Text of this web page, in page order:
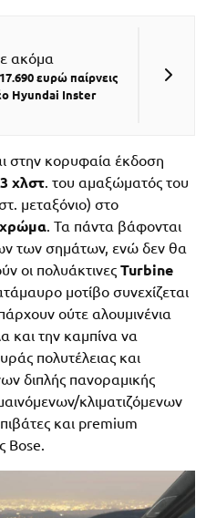
ακόμα
ευρώ παίρνεις
Hyundai Inster
στην κορυφαία έκδοση
χλστ . του αμαξώματός του
μεταξόνιο) στο
. Τα πάντα βάφονται
των σημάτων, ενώ δεν θα
οι πολυάκτινες Turbine
μοτίβο συνεχίζεται
ούτε αλουμινένια
και την καμπίνα να
πολυτέλειας και
διπλής πανοραμικής
κλιματιζόμενων
και premium
Bose.